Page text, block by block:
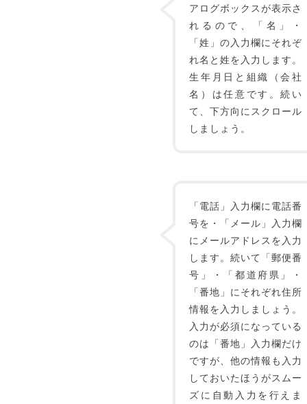
アログボックスが表示さ
れるので、「名」・
「姓」の入力欄にそれぞ
れ名と姓を入力します。
生年月日と組織（会社
名）は任意です。続い
て、下方向にスクロール
しましょう。
「電話」入力欄に電話番
号を・「メール」入力欄
にメールアドレスを入力
します。続いて「郵便番
号」・「都道府県」・
「番地」にそれぞれ住所
情報を入力しましょう。
入力が必須になっている
のは「番地」入力欄だけ
ですが、他の情報も入力
しておいたほうがスムー
ズに自動入力を行えま